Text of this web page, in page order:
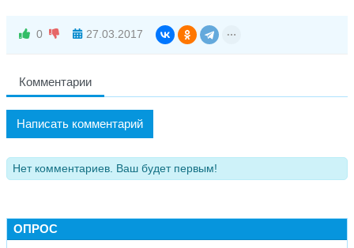
0 27.03.2017
Комментарии
Написать комментарий
Нет комментариев. Ваш будет первым!
ОПРОС